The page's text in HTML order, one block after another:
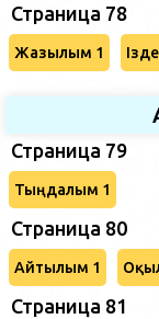
Страница 78
Жазылым 1
Страница 79
Тыңдалым 1
Страница 80
Айтылым 1
Страница 81